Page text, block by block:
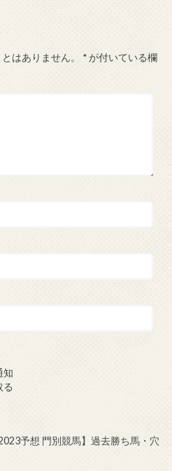
はありません。 *が付いている欄
知
る
予想 門別競馬】過去勝ち馬・穴